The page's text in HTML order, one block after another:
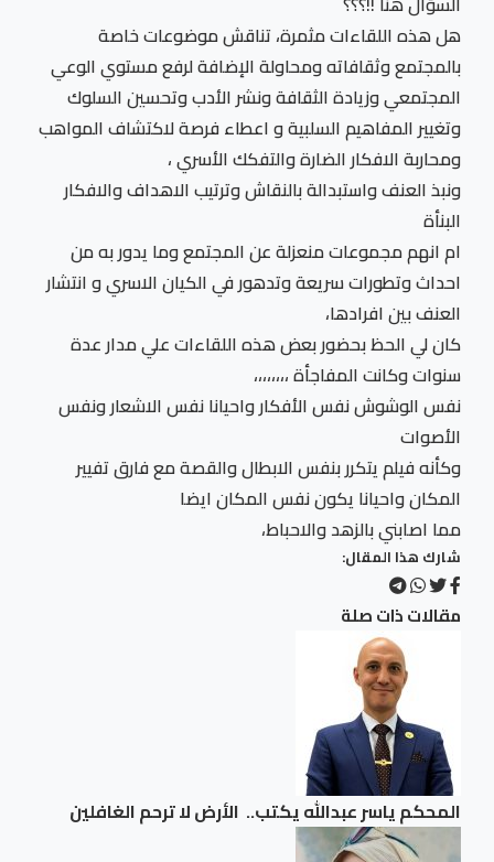
هل هذه اللقاءات مثمرة، تناقش موضوعات خاصة
بالمجتمع وثقافاته ومحاولة الإضافة لرفع مستوي الوعي
المجتمعي وزيادة الثقافة ونشر الأدب وتحسين السلوك
وتغيير المفاهيم السلبية و اعطاء فرصة لاكتشاف المواهب
ومحاربة الافكار الضارة والتفكك الأسري ،
ونبذ العنف واستبدالة بالنقاش وترتيب الاهداف والافكار
البنأة
ام انهم مجموعات منعزلة عن المجتمع وما يدور به من
احداث وتطورات سريعة وتدهور في الكيان الاسري و انتشار
العنف بين افرادها،
كان لي الحظ بحضور بعض هذه اللقاءات علي مدار عدة
سنوات وكانت المفاجأة ،،،،،،،،
نفس الوشوش نفس الأفكار واحيانا نفس الاشعار ونفس
الأصوات
وكأنه فيلم يتكرر بنفس الابطال والقصة مع فارق تفيير
المكان واحيانا يكون نفس المكان ايضا
مما اصابني بالزهد والاحباط،
شارك هذا المقال:
مقالات ذات صلة
المحكم ياسر عبدالله يكتب.. الأرض لا ترحم الغافلين